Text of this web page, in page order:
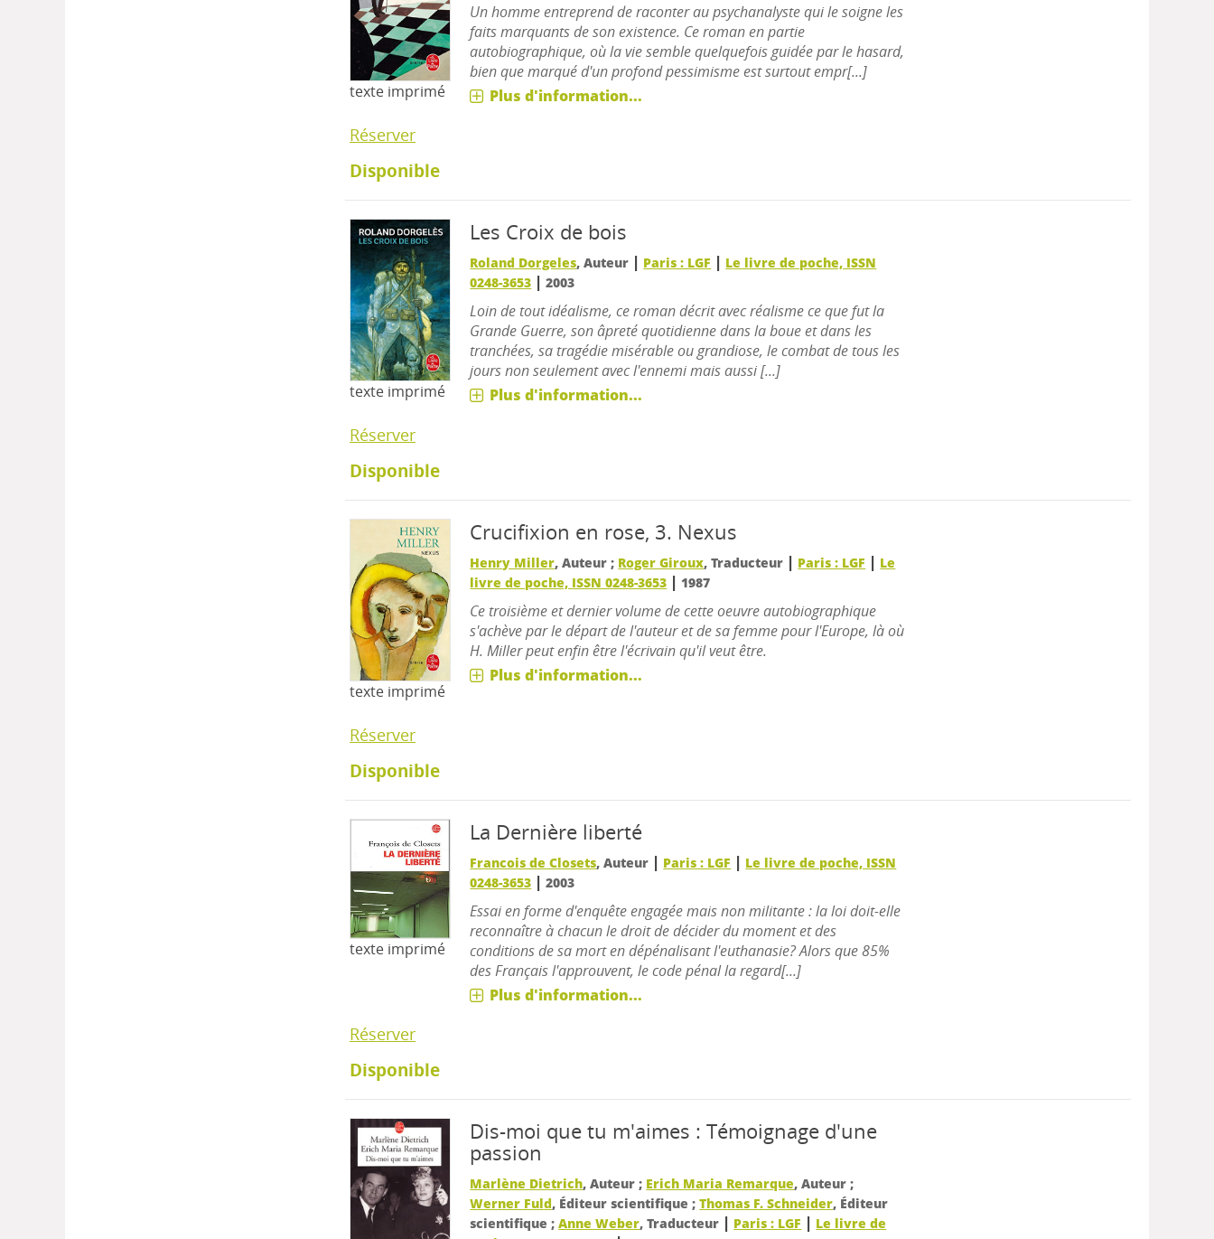
texte imprimé
Un homme entreprend de raconter au psychanalyste qui le soigne les
faits marquants de son existence. Ce roman en partie
autobiographique, où la vie semble quelquefois guidée par le hasard,
bien que marqué d'un profond pessimisme est surtout empr[...]
Plus d'information...
Réserver
Disponible
texte imprimé
Les Croix de bois
Roland Dorgeles, Auteur | Paris : LGF | Le livre de poche, ISSN
0248-3653 |2003
Loin de tout idéalisme, ce roman décrit avec réalisme ce que fut la
Grande Guerre, son âpreté quotidienne dans la boue et dans les
tranchées, sa tragédie misérable ou grandiose, le combat de tous les
jours non seulement avec l'ennemi mais aussi [...]
Plus d'information...
Réserver
Disponible
texte imprimé
Crucifixion en rose, 3. Nexus
Henry Miller, Auteur ; Roger Giroux, Traducteur | Paris : LGF | Le
livre de poche, ISSN 0248-3653 | 1987
Ce troisième et dernier volume de cette oeuvre autobiographique
s'achève par le départ de l'auteur et de sa femme pour l'Europe, là où
H. Miller peut enfin être l'écrivain qu'il veut être.
Plus d'information...
Réserver
Disponible
texte imprimé
La Dernière liberté
Francois de Closets, Auteur | Paris : LGF | Le livre de poche, ISSN
0248-3653 |2003
Essai en forme d'enquête engagée mais non militante : la loi doit-elle
reconnaître à chacun le droit de décider du moment et des
conditions de sa mort en dépénalisant l'euthanasie? Alors que 85%
des Français l'approuvent, le code pénal la regard[...]
Plus d'information...
Réserver
Disponible
Dis-moi que tu m'aimes : Témoignage d'une
passion
Marlène Dietrich, Auteur ; Erich Maria Remarque, Auteur ;
Werner Fuld, Éditeur scientifique ;Thomas F. Schneider, Éditeur
scientifique ;Anne Weber, Traducteur | Paris : LGF | Le livre de